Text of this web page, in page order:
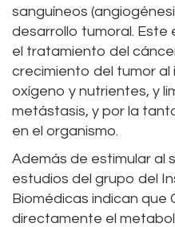
sanguíneos
desarrollo tumoral.
el tratamiento del
crecimiento del tumor al
oxígeno y nutrientes, y
metástasis, y por la
en el organismo.
Además de estimular al
estudios del grupo del
Biomédicas indican que
directamente el